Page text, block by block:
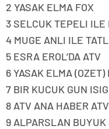
2 YASAK ELMA FOX
3 SELCUK TEPELI ILE
4 MUGE ANLI ILE
5 ESRA EROL’DA ATV
6 YASAK ELMA (OZET)
7 BIR KUCUK GUN
8 ATV ANA HABER ATV
9 ALPARSLAN BUYUK